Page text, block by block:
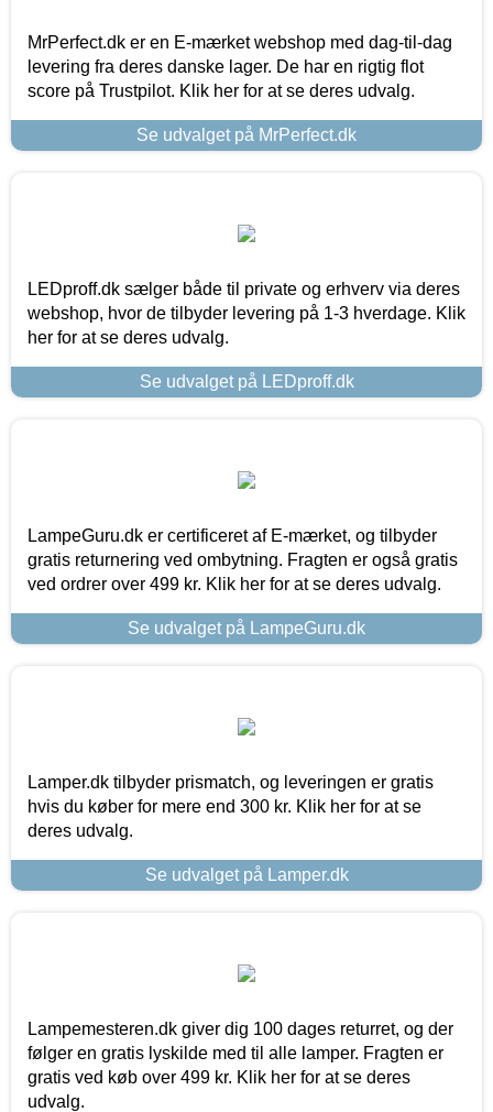
MrPerfect.dk er en E-mærket webshop med dag-til-dag
levering fra deres danske lager. De har en rigtig flot
score på Trustpilot. Klik her for at se deres udvalg.
Se udvalget på MrPerfect.dk
LEDproff.dk sælger både til private og erhverv via deres
webshop, hvor de tilbyder levering på 1-3 hverdage. Klik
her for at se deres udvalg.
Se udvalget på LEDproff.dk
LampeGuru.dk er certificeret af E-mærket, og tilbyder
gratis returnering ved ombytning. Fragten er også gratis
ved ordrer over 499 kr. Klik her for at se deres udvalg.
Se udvalget på LampeGuru.dk
Lamper.dk tilbyder prismatch, og leveringen er gratis
hvis du køber for mere end 300 kr. Klik her for at se
deres udvalg.
Se udvalget på Lamper.dk
Lampemesteren.dk giver dig 100 dages returret, og der
følger en gratis lyskilde med til alle lamper. Fragten er
gratis ved køb over 499 kr. Klik her for at se deres
udvalg.